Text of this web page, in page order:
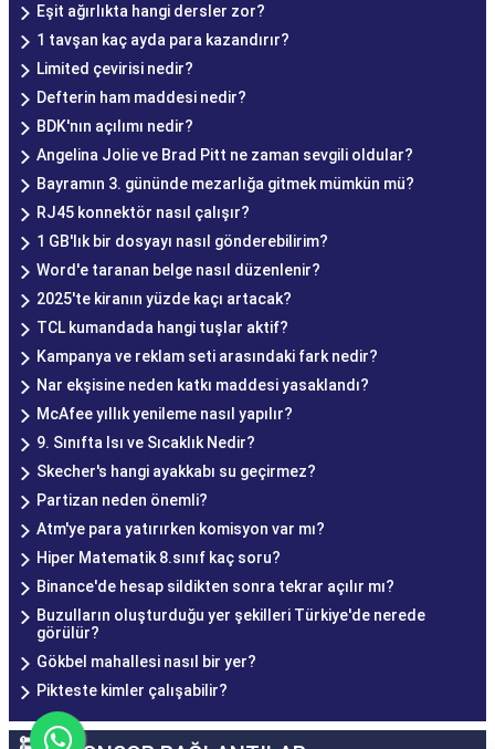
Eşit ağırlıkta hangi dersler zor?
1 tavşan kaç ayda para kazandırır?
Limited çevirisi nedir?
Defterin ham maddesi nedir?
BDK'nın açılımı nedir?
Angelina Jolie ve Brad Pitt ne zaman sevgili oldular?
Bayramın 3. gününde mezarlığa gitmek mümkün mü?
RJ45 konnektör nasıl çalışır?
1 GB'lık bir dosyayı nasıl gönderebilirim?
Word'e taranan belge nasıl düzenlenir?
2025'te kiranın yüzde kaçı artacak?
TCL kumandada hangi tuşlar aktif?
Kampanya ve reklam seti arasındaki fark nedir?
Nar ekşisine neden katkı maddesi yasaklandı?
McAfee yıllık yenileme nasıl yapılır?
9. Sınıfta Isı ve Sıcaklık Nedir?
Skecher's hangi ayakkabı su geçirmez?
Partizan neden önemli?
Atm'ye para yatırırken komisyon var mı?
Hiper Matematik 8.sınıf kaç soru?
Binance'de hesap sildikten sonra tekrar açılır mı?
Buzulların oluşturduğu yer şekilleri Türkiye'de nerede
görülür?
Gökbel mahallesi nasıl bir yer?
Pikteste kimler çalışabilir?